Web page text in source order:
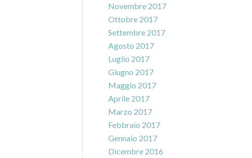
Novembre 2017
Ottobre 2017
Settembre 2017
Agosto 2017
Luglio 2017
Giugno 2017
Maggio 2017
Aprile 2017
Marzo 2017
Febbraio 2017
Gennaio 2017
Dicembre 2016